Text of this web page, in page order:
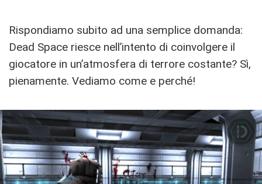
Rispondiamo subito ad una semplice domanda:
Dead Space riesce nell’intento di coinvolgere il
giocatore in un’atmosfera di terrore costante? Sì,
pienamente. Vediamo come e perché!